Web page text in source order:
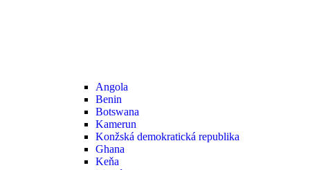
Angola
Benin
Botswana
Kamerun
Konžská demokratická republika
Ghana
Keňa